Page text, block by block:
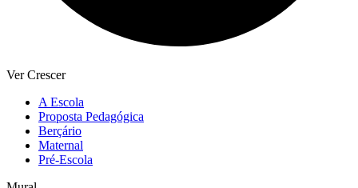
Ver Crescer
A Escola
Proposta Pedagógica
Berçário
Maternal
Pré-Escola